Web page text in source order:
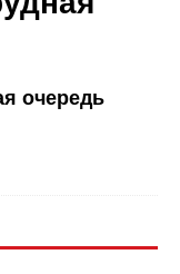
очередь